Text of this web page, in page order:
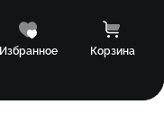
Избранное Корзина